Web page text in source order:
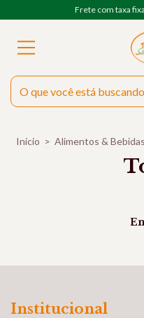
Frete com taxa
Início > Alimentos & Bebidas
Institucional